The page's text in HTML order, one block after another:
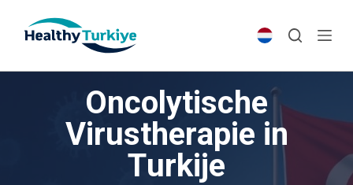
p
Oncolytische
Virustherapie in
Turkije